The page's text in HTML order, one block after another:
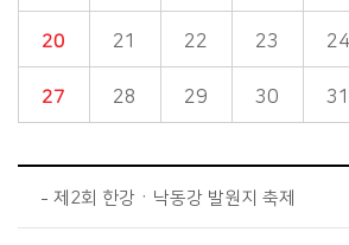
20 21 22 23 24
27 28 29 30 31
제2회 한강ㆍ낙동강 발원지 축제